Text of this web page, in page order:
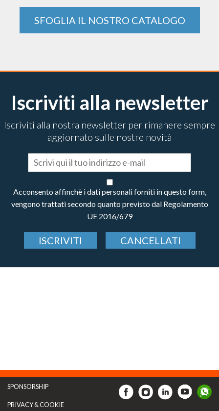
SFOGLIA IL NOSTRO CATALOGO
Iscriviti alla newsletter
Iscriviti alla nostra newsletter per rimanere sempre
aggiornato sulle nostre novità
Acconsento affinchè i dati personali forniti in questo form,
vengono trattati secondo quanto previsto dal Regolamento
UE 2016/679
ISCRIVITI CANCELLATI
SPONSORSHIP
PRIVACY & COOKIE